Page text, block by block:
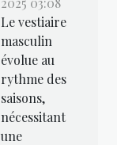
Le vestiaire
masculin
évolue au
rythme des
saisons,
nécessitant
une